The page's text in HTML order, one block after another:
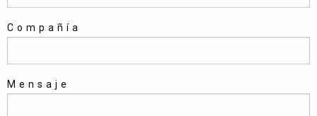
Compañía
Mensaje